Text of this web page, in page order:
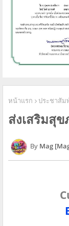
หน้าแรก ประชาสัม
ส่งเสริมสุ
Mag